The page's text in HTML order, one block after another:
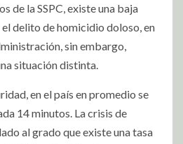
de la SSPC, existe una baja
delito de homicidio doloso, en
sin embargo,
situación distinta.
en el país en promedio se
14 minutos. La crisis de
al grado que existe una tasa